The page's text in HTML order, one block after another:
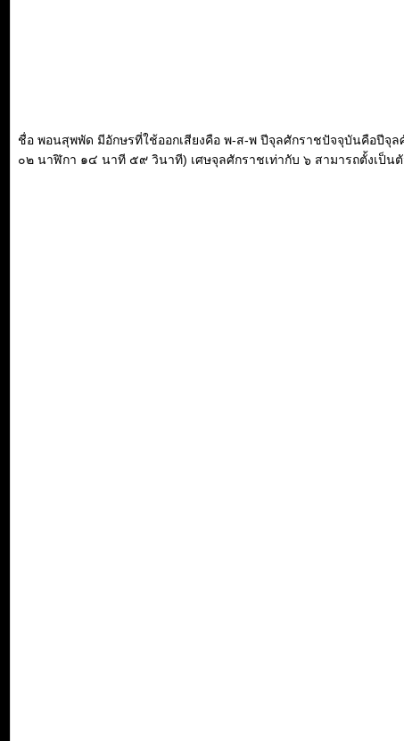
ชื่อ พอนสุพพัด มีอักษรที่ใช้ออกเสียงคือ พ-ส-พ ปีจุลศักราชปัจจุบันคือปี
๐๒ นาฬิกา ๑๔ นาที ๕๙ วินาที) เศษจุลศักราชเท่ากับ ๖ สามารถตั้งเป็น